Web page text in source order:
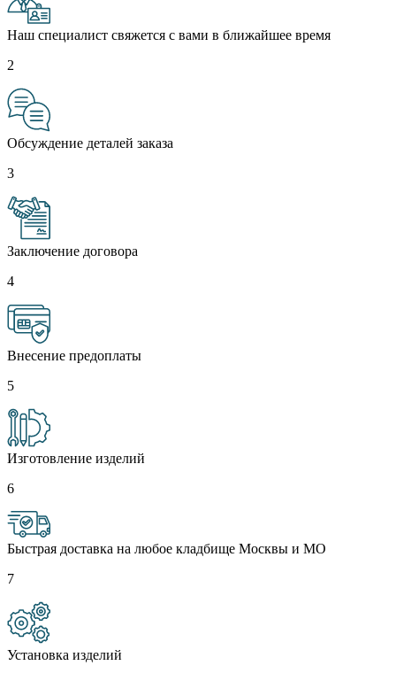
Наш специалист свяжется с вами в ближайшее время
2
Обсуждение деталей заказа
3
Заключение договора
4
Внесение предоплаты
5
Изготовление изделий
6
Быстрая доставка на любое кладбище Москвы и МО
7
Установка изделий